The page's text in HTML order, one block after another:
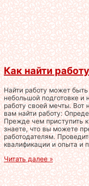
Как найти
Найти работу может
небольшой подготовке и
работу своей мечты. Вот
вам найти работу:
Прежде чем приступить
знаете, что вы можете
работодателям.
квалификации и опыта и
Читать далее »